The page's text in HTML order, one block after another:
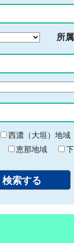
所属
わ 西濃（大垣）地域
恵那地域